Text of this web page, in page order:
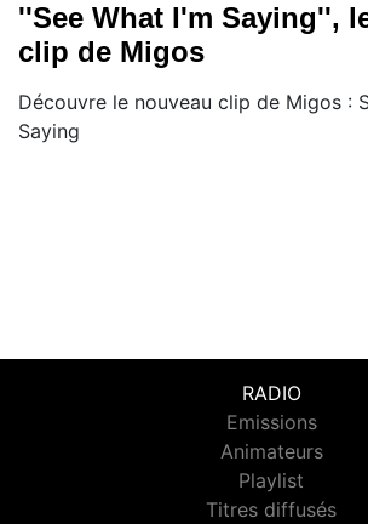
''See What I'm Saying'',
clip de Migos
Découvre le nouveau clip de Migos :
Saying
RADIO
Emissions
Animateurs
Playlist
Titres diffusés